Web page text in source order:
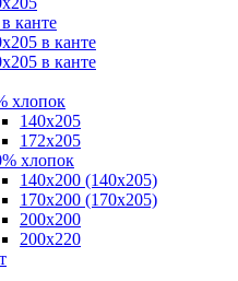
канте
в канте
в канте
хлопок
140x205
172х205
хлопок
140x200 (140х205)
170x200 (170х205)
200х200
200х220